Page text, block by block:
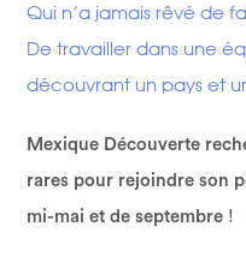
Qui n’a jamais rêvé de
De travailler dans une
découvrant un pays et
Mexique Découverte
rares pour rejoindre son
mi-mai et de septembre !